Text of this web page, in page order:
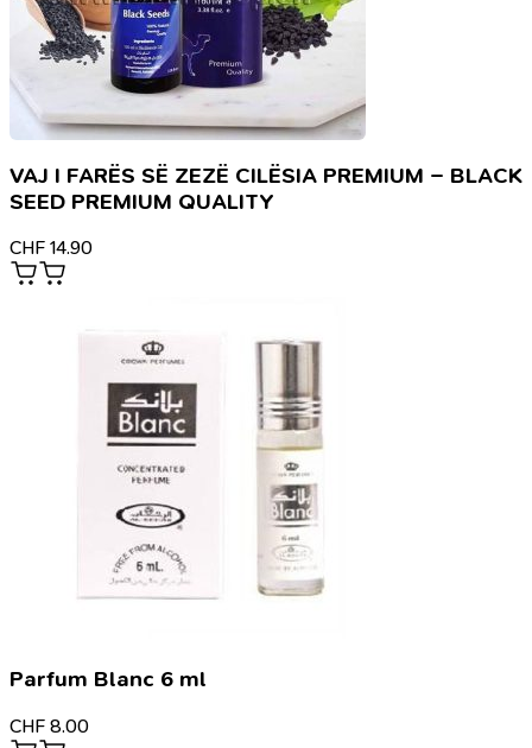
VAJ I FARËS SË ZEZË CILËSIA PREMIUM – BLACK
SEED PREMIUM QUALITY
CHF 14.90
Parfum Blanc 6 ml
CHF 8.00